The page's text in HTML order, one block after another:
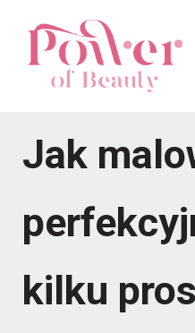
Jak
kilku